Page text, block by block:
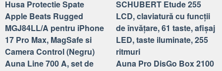
Husa Protectie Spate
Apple Beats Rugged
MGJ84LL/A pentru iPhone
17 Pro Max, MagSafe si
Camera Control (Negru)
SCHUBERT Etude 255
LCD, claviatură cu funcții
de învățare, 61 taste, afișaj
LED, taste iluminate, 255
ritmuri
Auna Line 700 A, set de
Auna Pro DisGo Box 2100